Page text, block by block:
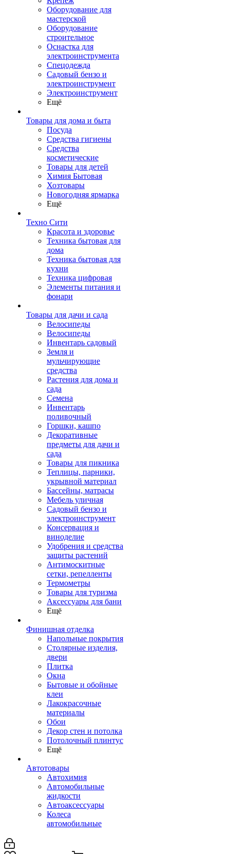
Оборудование для
мастерской
Оборудование
строительное
Оснастка для
электроинструмента
Спецодежда
Садовый бензо и
электроинструмент
Электроинструмент
Ещё
Товары для дома и быта
Посуда
Средства гигиены
Средства
косметические
Товары для детей
Химия Бытовая
Хозтовары
Новогодняя ярмарка
Ещё
Техно Сити
Красота и здоровье
Техника бытовая для
дома
Техника бытовая для
кухни
Техника цифровая
Элементы питания и
фонари
Товары для дачи и сада
Велосипеды
Велосипеды
Инвентарь садовый
Земля и
мульчирующие
средства
Растения для дома и
сада
Семена
Инвентарь
поливочный
Горшки, кашпо
Декоративные
предметы для дачи и
сада
Товары для пикника
Теплицы, парники,
укрывной материал
Бассейны, матрасы
Мебель уличная
Садовый бензо и
электроинструмент
Консервация и
виноделие
Удобрения и средства
защиты растений
Антимоскитные
сетки, репелленты
Термометры
Товары для туризма
Аксессуары для бани
Ещё
Финишная отделка
Напольные покрытия
Столярные изделия,
двери
Плитка
Окна
Бытовые и обойные
клеи
Лакокрасочные
материалы
Обои
Декор стен и потолка
Потолочный плинтус
Ещё
Автотовары
Автохимия
Автомобильные
жидкости
Автоаксессуары
Колеса
автомобильные